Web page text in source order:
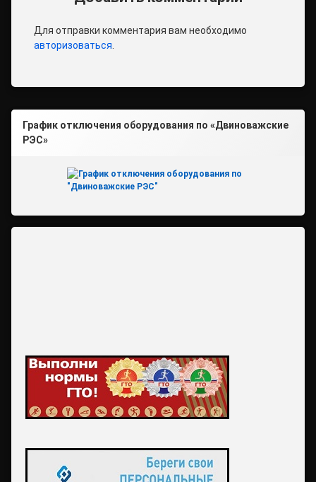
Для отправки комментария вам необходимо
авторизоваться
График отключения оборудования по «Двиноважские
РЭС»